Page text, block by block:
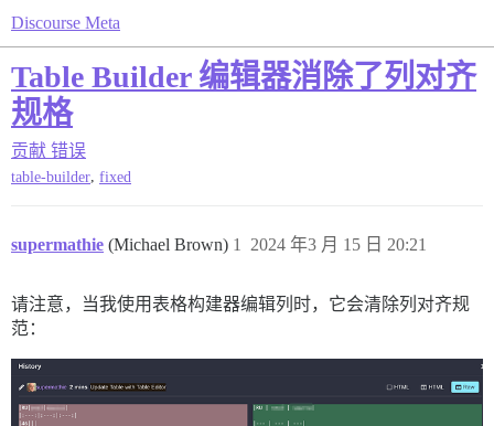
Discourse Meta
Table Builder 编辑器消除了列对齐
规格
贡献 错误
table-builder, fixed
supermathie (Michael Brown) 2024 年3 月 15 日 20:21
1
请注意，当我使用表格构建器编辑列时，它会清除列对齐规
范：